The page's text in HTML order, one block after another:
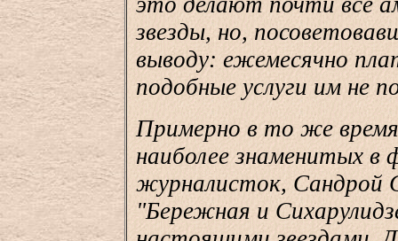
звезды, но,
выводу: ежемесячно
подобные услуги им не
Примерно в то же
наиболее знаменитых в
журналисток, Сандрой
"Бережная и